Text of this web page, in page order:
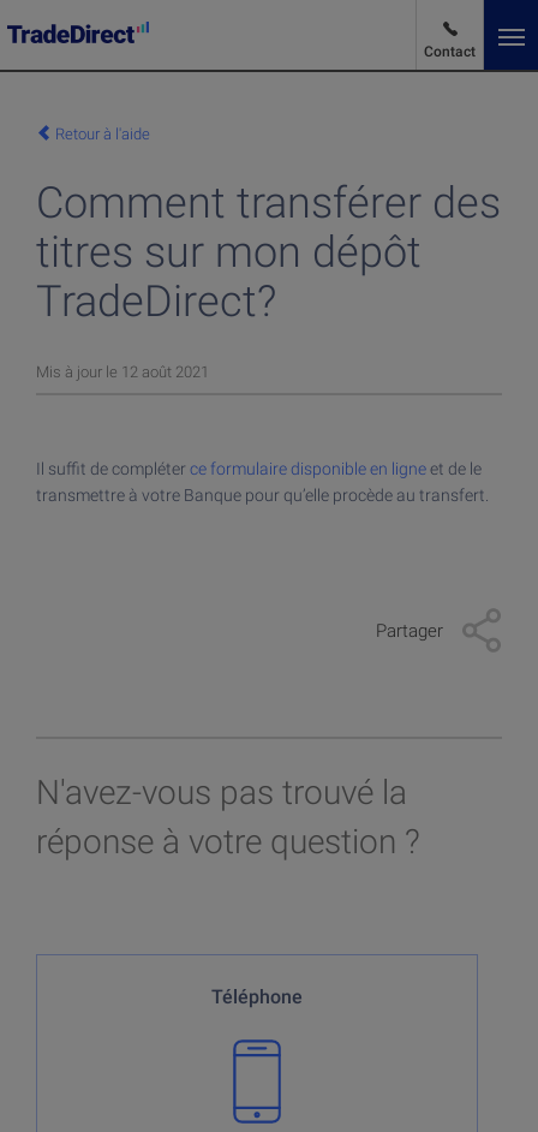
Contact
Actualités des marchés
Avantages et Tarifs
Produits et Services
Acheter des actions
Retour à l'aide
Comment transférer des
titres sur mon dépôt
TradeDirect?
Mis à jour le 12 août 2021
Il suffit de compléter ce formulaire disponible en ligneet de le
transmettre à votre Banque pour qu’elle procède au transfert.
Partager
N'avez-vous pas trouvé la
réponse à votre question ?
Téléphone
Notre centre de conseil est disponible par téléphone du
lundi au vendredi de 7h30 - 22h00
*hors exceptions (jours de bourse fériés, horaire de
clôture de bourse exceptionnellement décalé, etc).